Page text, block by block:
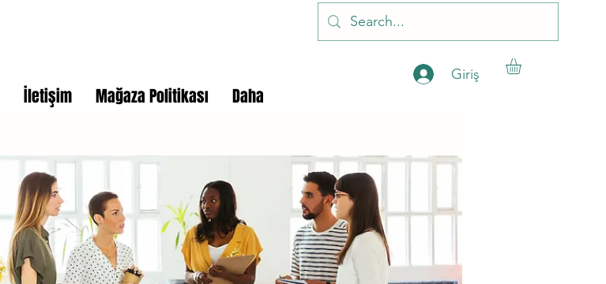
İletişim Mağaza Politikası Daha
Giriş